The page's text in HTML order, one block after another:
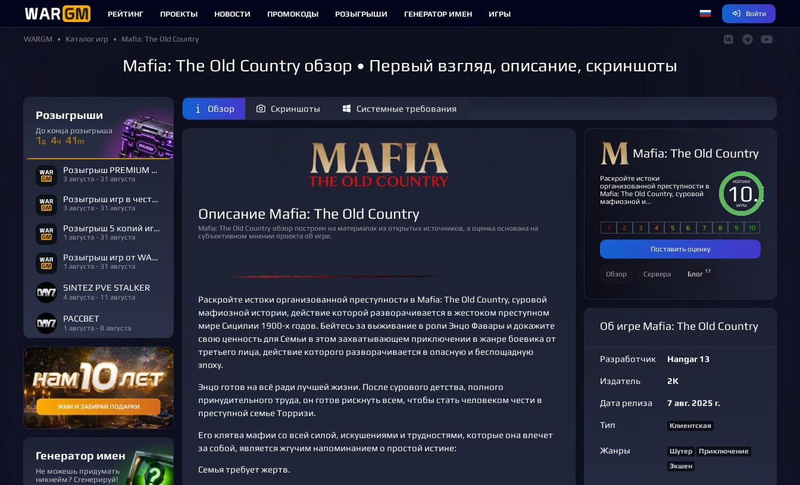
РЕЙТИНГ ПРОЕКТЫ НОВОСТИ ПРОМОКОДЫ РОЗЫГРЫШИ ГЕНЕРАТОР ИМЕН ИГРЫ Войти
WARGM Каталог игр Mafia: The Old Country
Mafia: The Old Country обзор • Первый взгляд, описание, скриншоты
Розыгрыши
До конца розыгрыша
1д 4ч 41 m
Розыгрыш PREMIUM в честь Дня Рождения
3 августа - 31 августа
Розыгрыш игр в честь Дня Рождения
3 августа - 31 августа
Розыгрыш 5 копий игры R.E.P.O.
1 августа - 31 августа
Розыгрыш игр от WARGM
1 августа - 31 августа
SINTEZ PVE STALKER
4 августа - 11 августа
РАССВЕТ
1 августа - 8 августа
Генератор имен
Не можешь придумать
никнейм? Сгенерируй!
Обзор Скриншоты Системные требования
Описание Mafia: The Old Country
Mafia: The Old Country обзор построен на материалах из открытых источников, а оценка основана на
субъективном мнении проекта об игре.
Раскройте истоки организованной преступности в Mafia: The Old Country, суровой
мафиозной истории, действие которой разворачивается в жестоком преступном
мире Сицилии 1900-х годов. Бейтесь за выживание в роли Энцо Фавары и докажите
свою ценность для Семьи в этом захватывающем приключении в жанре боевика от
третьего лица, действие которого разворачивается в опасную и беспощадную
эпоху.
Энцо готов на всё ради лучшей жизни. После сурового детства, полного
принудительного труда, он готов рискнуть всем, чтобы стать человеком чести в
преступной семье Торризи.
Его клятва мафии со всей силой, искушениями и трудностями, которые она влечет
за собой, является жгучим напоминанием о простой истине:
Семья требует жертв.
Mafia: The Old Country
10.0
РЕЙТИНГ
ИГРЫ
Раскройте истоки
организованной преступности в
Mafia: The Old Country, суровой
мафиозной и...
Поставить оценку
Обзор Сервера Блог 17
Об игре Mafia: The Old Country
Разработчик Hangar 13
Издатель 2K
Дата релиза 7 авг. 2025 г.
Тип Клиентская
Жанры Шутер
Приключение
Экшен